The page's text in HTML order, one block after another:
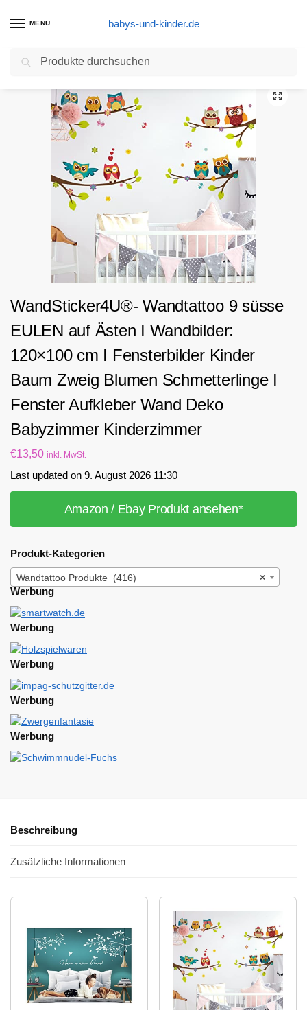
MENU babys-und-kinder.de
Start Wandtattoo Produkte / WandSticker4U®- Wandtattoo 9 süsse EULEN auf Ästen I Wandbilder: 120×100 cm I Fensterbilder Kinder Baum Zweig Blumen Schmetterlinge I Fenster Aufkleber Wand Deko Babyzimmer Kinderzimmer
WandSticker4U®- Wandtattoo 9 süsse
EULEN auf Ästen I Wandbilder:
120×100 cm I Fensterbilder Kinder
Baum Zweig Blumen Schmetterlinge I
Fenster Aufkleber Wand Deko
Babyzimmer Kinderzimmer
€13,50 inkl. MwSt.
Last updated on 9. August 2026 11:30
Amazon / Ebay Produkt ansehen*
Produkt-Kategorien
×
Wandtattoo Produkte (416)
Werbung
Werbung
Werbung
Werbung
Werbung
Beschreibung
Zusätzliche Informationen